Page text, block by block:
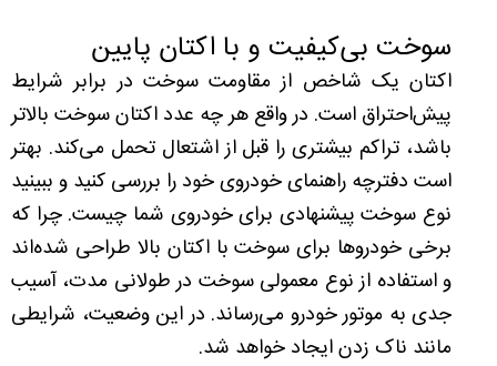
سوخت بی‌کیفیت و با اکتان پایین
اکتان یک شاخص از مقاومت سوخت در برابر شرایط
پیش‌احتراق است. در واقع هر چه عدد اکتان سوخت بالاتر
باشد، تراکم بیشتری را قبل از اشتعال تحمل می‌کند. بهتر
است دفترچه راهنمای خودروی خود را بررسی کنید و ببینید
نوع سوخت پیشنهادی برای خودروی شما چیست. چرا که
برخی خودروها برای سوخت با اکتان بالا طراحی شده‌اند
و استفاده از نوع معمولی سوخت در طولانی مدت، آسیب
جدی به موتور خودرو می‌رساند. در این وضعیت، شرایطی
مانند ناک زدن ایجاد خواهد شد.